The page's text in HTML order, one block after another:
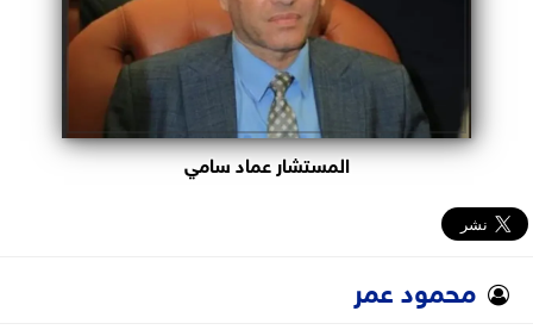
المستشار عماد سامي
محمود عمر